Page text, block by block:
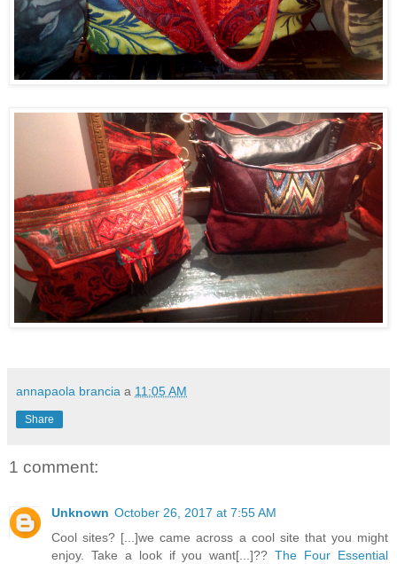
annapaola brancia a 11:05 AM
Share
1 comment:
Unknown October 26, 2017 at 7:55 AM
Cool sites? [...]we came across a cool site that you might
enjoy. Take a look if you want[...]??The Four Essential